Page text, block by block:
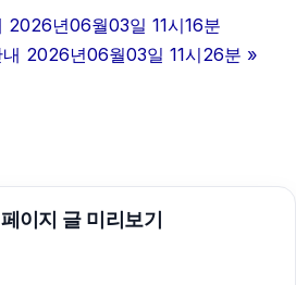
용인하수구막힘
흥신소
2026년06월03일 11시16분
2026년06월03일 11시26분 »
이지 글 미리보기